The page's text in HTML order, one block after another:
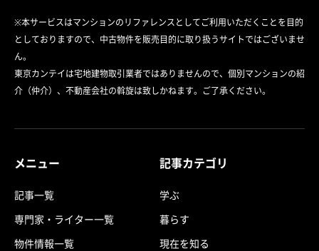
※本サービスはマンションのリファレンスとしてご利用いただくことを目的
としておりますので、中古物件を販売目的に取り扱うサイトではございませ
ん。
東京カンテイは宅地建物取引業者ではありませんので、個別マンションの紹
介（仲介）、不動産会社の斡旋は致しかねます。ご了承ください。
メニュー
記事一覧
専門家・ライター一覧
物件情報一覧
記事カテゴリ
学ぶ
暮らす
現在を知る